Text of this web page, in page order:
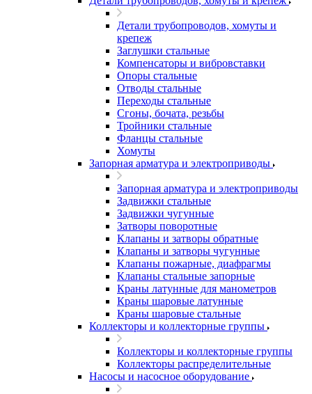
Детали трубопроводов, хомуты и
крепеж
Заглушки стальные
Компенсаторы и вибровставки
Опоры стальные
Отводы стальные
Переходы стальные
Сгоны, бочата, резьбы
Тройники стальные
Фланцы стальные
Хомуты
Запорная арматура и электроприводы
Запорная арматура и электроприводы
Задвижки стальные
Задвижки чугунные
Затворы поворотные
Клапаны и затворы обратные
Клапаны и затворы чугунные
Клапаны пожарные, диафрагмы
Клапаны стальные запорные
Краны латунные для манометров
Краны шаровые латунные
Краны шаровые стальные
Коллекторы и коллекторные группы
Коллекторы и коллекторные группы
Коллекторы распределительные
Насосы и насосное оборудование